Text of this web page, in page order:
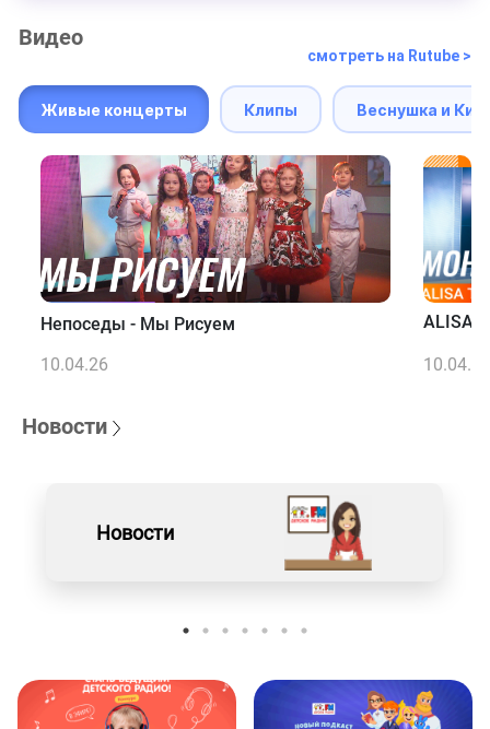
Видео
смотреть на Rutube >
Живые концерты Клипы Веснушка и
Непоседы - Мы Рисуем
10.04.26
ALISA
10.04.26
Новости
Новости